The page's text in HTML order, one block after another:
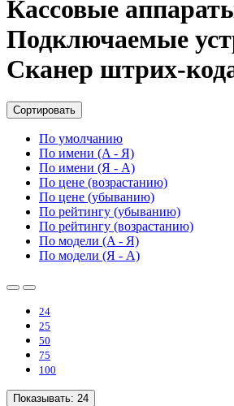
Кассовые
Подключаемые
Сканер штрих-
Сортировать
По умолчанию
По имени (A - Я)
По имени (Я - A)
По цене (возрастанию)
По цене (убыванию)
По рейтингу (убыванию)
По рейтингу (возрастанию)
По модели (A - Я)
По модели (Я - A)
24
25
50
75
100
Показывать: 24